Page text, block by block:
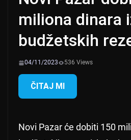
miliona dinara
budžetskih
04/11/2023 536 Views
ČITAJ MI
Novi Pazar će dobiti 150